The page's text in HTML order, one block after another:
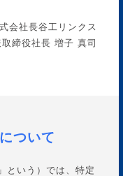
会社長谷工リンクス
取締役社長 増子 真司
ついて
という）では、特定